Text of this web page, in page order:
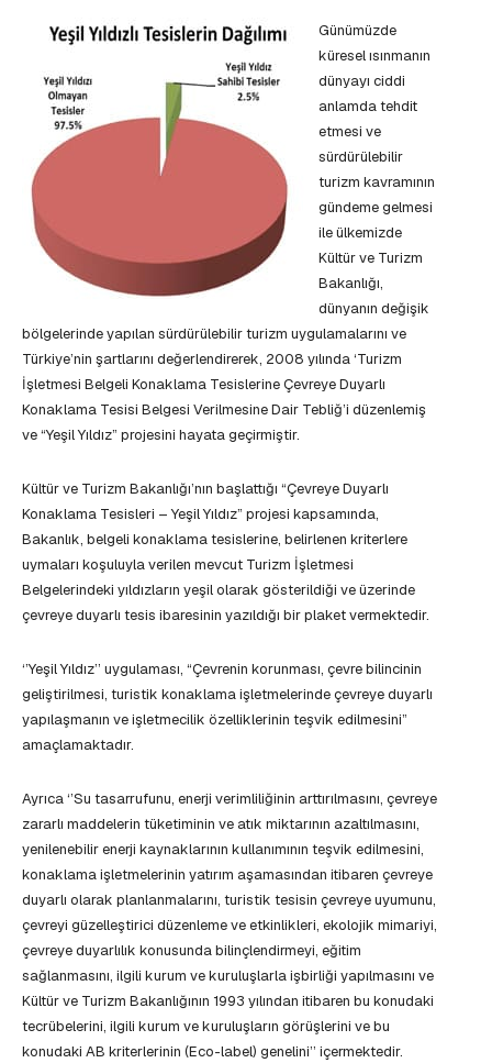
Günümüzde
küresel ısınmanın
dünyayı ciddi
anlamda tehdit
etmesi ve
sürdürülebilir
turizm kavramının
gündeme gelmesi
ile ülkemizde
Kültür ve Turizm
Bakanlığı,
dünyanın değişik
bölgelerinde yapılan sürdürülebilir turizm uygulamalarını ve
Türkiye’nin şartlarını değerlendirerek, 2008 yılında ‘Turizm
İşletmesi Belgeli Konaklama Tesislerine Çevreye Duyarlı
Konaklama Tesisi Belgesi Verilmesine Dair Tebliğ’i düzenlemiş
ve “Yeşil Yıldız” projesini hayata geçirmiştir.
Kültür ve Turizm Bakanlığı’nın başlattığı “Çevreye Duyarlı
Konaklama Tesisleri – Yeşil Yıldız” projesi kapsamında,
Bakanlık, belgeli konaklama tesislerine, belirlenen kriterlere
uymaları koşuluyla verilen mevcut Turizm İşletmesi
Belgelerindeki yıldızların yeşil olarak gösterildiği ve üzerinde
çevreye duyarlı tesis ibaresinin yazıldığı bir plaket vermektedir.
‘’Yeşil Yıldız’’ uygulaması, “Çevrenin korunması, çevre bilincinin
geliştirilmesi, turistik konaklama işletmelerinde çevreye duyarlı
yapılaşmanın ve işletmecilik özelliklerinin teşvik edilmesini”
amaçlamaktadır.
Ayrıca ‘’Su tasarrufunu, enerji verimliliğinin arttırılmasını, çevreye
zararlı maddelerin tüketiminin ve atık miktarının azaltılmasını,
yenilenebilir enerji kaynaklarının kullanımının teşvik edilmesini,
konaklama işletmelerinin yatırım aşamasından itibaren çevreye
duyarlı olarak planlanmalarını, turistik tesisin çevreye uyumunu,
çevreyi güzelleştirici düzenleme ve etkinlikleri, ekolojik mimariyi,
çevreye duyarlılık konusunda bilinçlendirmeyi, eğitim
sağlanmasını, ilgili kurum ve kuruluşlarla işbirliği yapılmasını ve
Kültür ve Turizm Bakanlığının 1993 yılından itibaren bu konudaki
tecrübelerini, ilgili kurum ve kuruluşların görüşlerini ve bu
konudaki AB kriterlerinin (Eco-label) genelini’’ içermektedir.